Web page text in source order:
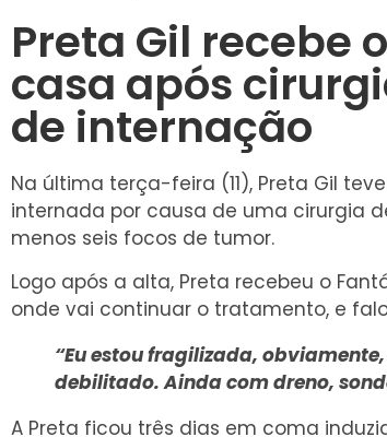
Preta Gil recebe
casa após
de internação
Na última terça-feira (11), Preta Gil
internada por causa de uma cirurgia
menos seis focos de tumor.
Logo após a alta, Preta recebeu o
onde vai continuar o tratamento, e
“Eu estou fragilizada,
debilitado. Ainda com dreno,
A Preta ficou três dias em coma